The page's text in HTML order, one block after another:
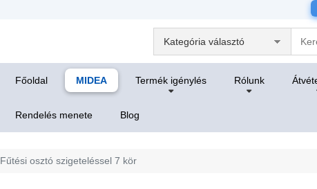
Főoldal MIDEA Termék igénylés Rólunk
Rendelés menete Blog
Fűtési osztó szigeteléssel 7 kör